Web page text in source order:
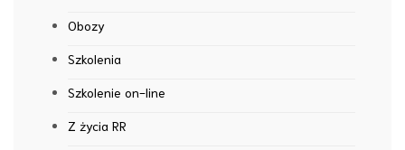
Obozy
Szkolenia
Szkolenie on-line
Z życia RR